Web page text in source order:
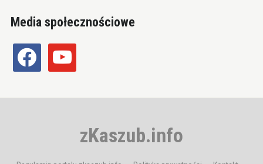
Media społecznościowe
facebook youtube
zKaszub.info